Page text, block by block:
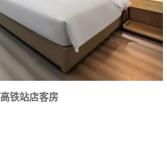
铁站店客房